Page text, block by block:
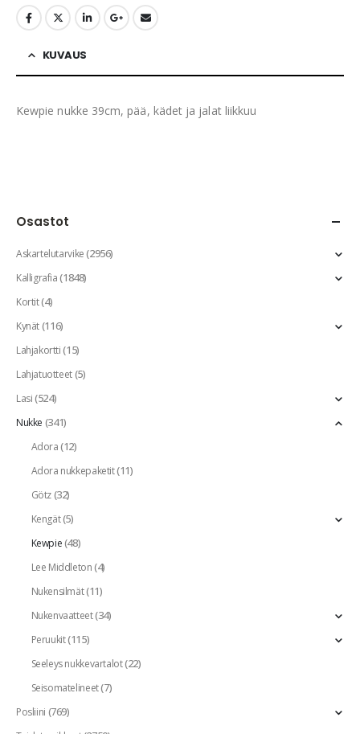
KUVAUS
Kewpie nukke 39cm, pää, kädet ja jalat liikkuu
Osastot
Askartelutarvike(2956)
Kalligrafia(1848)
Kortit(4)
Kynät(116)
Lahjakortti(15)
Lahjatuotteet(5)
Lasi(524)
Nukke (341)
Adora(12)
Adora nukkepaketit(11)
Götz(32)
Kengät(5)
Kewpie(48)
Lee Middleton(4)
Nukensilmät(11)
Nukenvaatteet(34)
Peruukit(115)
Seeleys nukkevartalot(22)
Seisomatelineet(7)
Posliini (769)